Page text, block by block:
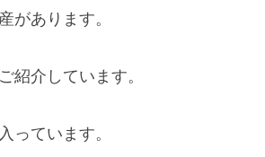
があります。
紹介しています。
っています。